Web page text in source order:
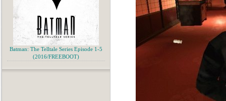
Batman: The Telltale Series Episode 1-5
(2016/FREEBOOT)